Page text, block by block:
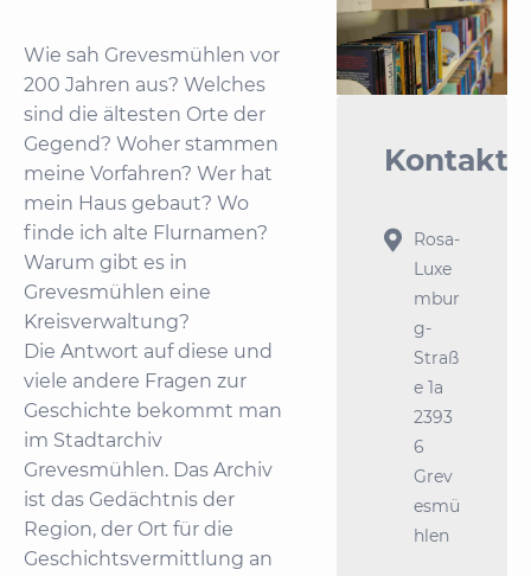
Wie sah Grevesmühlen vor
200 Jahren aus? Welches
sind die ältesten Orte der
Gegend? Woher stammen
meine Vorfahren? Wer hat
mein Haus gebaut? Wo
finde ich alte Flurnamen?
Warum gibt es in
Grevesmühlen eine
Kreisverwaltung?
Die Antwort auf diese und
viele andere Fragen zur
Geschichte bekommt man
im Stadtarchiv
Grevesmühlen. Das Archiv
ist das Gedächtnis der
Region, der Ort für die
Geschichtsvermittlung an
Kontakt

Rosa-
Luxe
mbur
g-
Straß
e 1a
2393
6
Grev
esmü
hlen